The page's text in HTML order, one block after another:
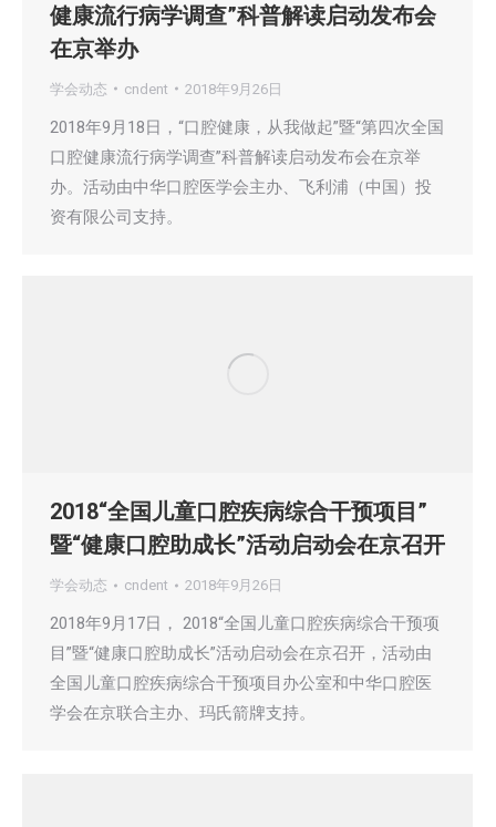
健康流行病学调查”科普解读启动发布会
在京举办
学会动态 cndent 2018年9月26日
2018年9月18日，“口腔健康，从我做起”暨“第四次全国
口腔健康流行病学调查”科普解读启动发布会在京举
办。活动由中华口腔医学会主办、飞利浦（中国）投
资有限公司支持。
2018“全国儿童口腔疾病综合干预项目”
暨“健康口腔助成长”活动启动会在京召开
学会动态 cndent 2018年9月26日
2018年9月17日， 2018“全国儿童口腔疾病综合干预项
目”暨“健康口腔助成长”活动启动会在京召开，活动由
全国儿童口腔疾病综合干预项目办公室和中华口腔医
学会在京联合主办、玛氏箭牌支持。